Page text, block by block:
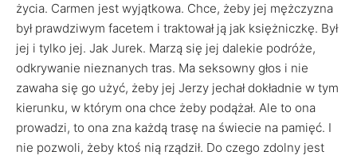
życia. Carmen jest wyjątkowa. Chce, żeby jej mężczyzna
był prawdziwym facetem i traktował ją jak księżniczkę. Był
jej i tylko jej. Jak Jurek. Marzą się jej dalekie podróże,
odkrywanie nieznanych tras. Ma seksowny głos i nie
zawaha się go użyć, żeby jej Jerzy jechał dokładnie w tym
kierunku, w którym ona chce żeby podążał. Ale to ona
prowadzi, to ona zna każdą trasę na świecie na pamięć. I
nie pozwoli, żeby ktoś nią rządził. Do czego zdolny jest